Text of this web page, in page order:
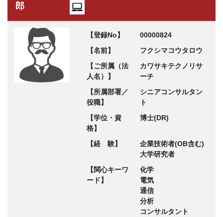
郎
【登録No】
00000824
【名前】
フクシマコウタロウ
【ご所属（法
人名）】
カワサキテクノリサ
ーチ
【所属部署／
役職】
シニアコンサルタン
ト
【学位・資
格】
博士(DR)
【経 験】
企業技術者(OB含む)
大学研究者
【関心キーワ
ード】
化学
電気
通信
分析
コンサルタント